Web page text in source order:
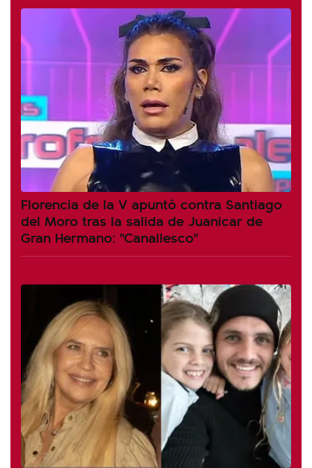
Florencia de la V apuntó contra Santiago
del Moro tras la salida de Juanicar de
Gran Hermano: "Canallesco"